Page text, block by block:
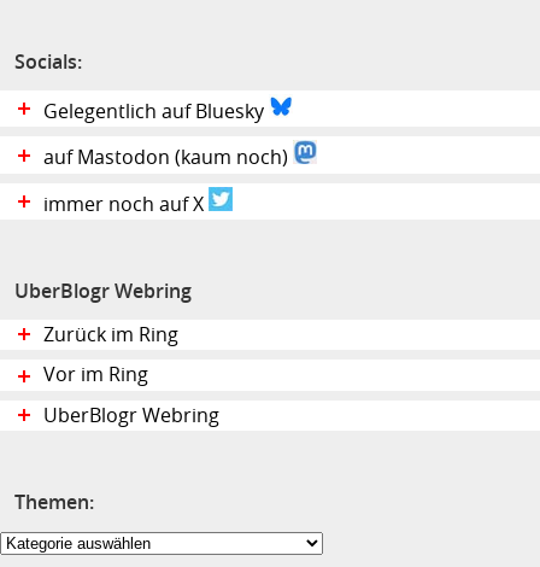
Socials:
Gelegentlich auf Bluesky
auf Mastodon (kaum noch)
immer noch auf X
UberBlogr Webring
Zurück im Ring
Vor im Ring
UberBlogr Webring
Themen:
Themen: